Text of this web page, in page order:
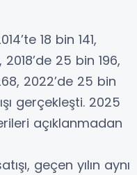
18 bin 141,
25 bin 196,
2022’de 25 bin
gerçekleşti. 2025
açıklanmadan
geçen yılın aynı